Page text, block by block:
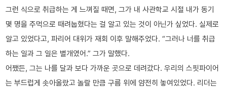
그런 식으로 취급하는 게 느껴질 때면, 그가 내 사관학교 시절 내가 동기
몇 명을 주먹으로 때려눕혔다는 걸 알고 있는 것이 아닌가 싶었다. 실제로
알고 있었다고, 파리어 대위가 재회 이후 말해주었다. “그러나 너를 취급
하는 일과 그 일은 별개였어.” 그가 말했다.
어쨌든, 그는 나를 달과 보다 가까운 곳으로 데려갔다. 우리의 스핏파이어
는 부드럽게 솟아올랐고 놀랄 만큼 구름 위에 얌전히 놓여있었다. 리더는